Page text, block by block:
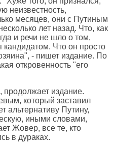
неизвестность,
месяцев, они с Путиным
лет назад. Что, как
и речи не шло о том,
кандидатом. Что он просто
- пишет издание. По
откровенность "его
продолжает издание.
который заставил
альтернативу Путину,
иными словами,
Жовер, все те, кто
в дураках.